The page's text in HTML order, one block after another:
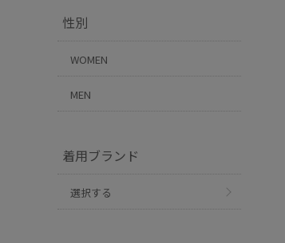
性別
WOMEN
MEN
着用ブランド
選択する